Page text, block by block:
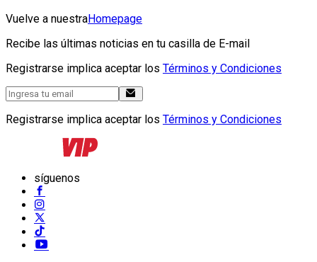
Vuelve a nuestraHomepage
Recibe las últimas noticias en tu casilla de E-mail
Registrarse implica aceptar los Términos y Condiciones
Registrarse implica aceptar los Términos y Condiciones
síguenos